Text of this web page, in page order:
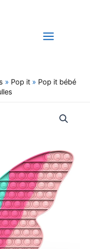
» Pop it » Pop it bébé